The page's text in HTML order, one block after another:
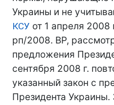
Украины и не
КСУ от 1 апреля
рп/2008. ВР,
предложения
сентября 2008 г.
указанный закон с
Президента Украины.